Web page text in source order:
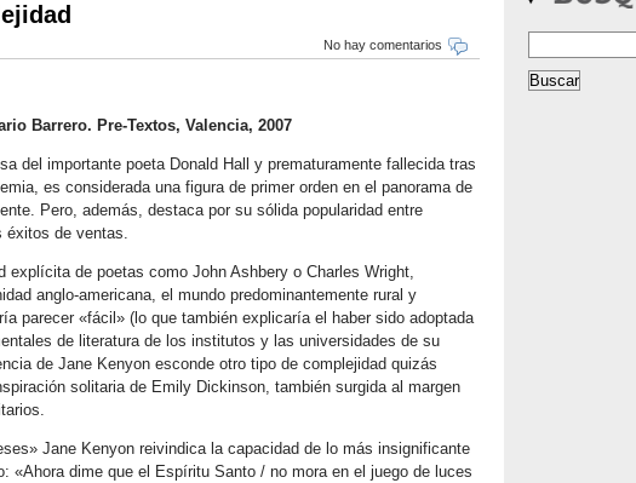
No hay comentarios
Barrero. Pre-Textos, Valencia, 2007
del importante poeta Donald Hall y prematuramente fallecida tras
es considerada una figura de primer orden en el panorama de
Pero, además, destaca por su sólida popularidad entre
de ventas.
explícita de poetas como John Ashbery o Charles Wright,
anglo-americana, el mundo predominantemente rural y
parecer «fácil» (lo que también explicaría el haber sido adoptada
de literatura de los institutos y las universidades de su
de Jane Kenyon esconde otro tipo de complejidad quizás
solitaria de Emily Dickinson, también surgida al margen
Jane Kenyon reivindica la capacidad de lo más insignificante
«Ahora dime que el Espíritu Santo / no mora en el juego de luces